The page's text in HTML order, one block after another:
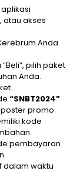
, atau akses
Anda
pilih paket
Anda.
“SNBT2024”
promo
kode
pembayaran
dalam waktu